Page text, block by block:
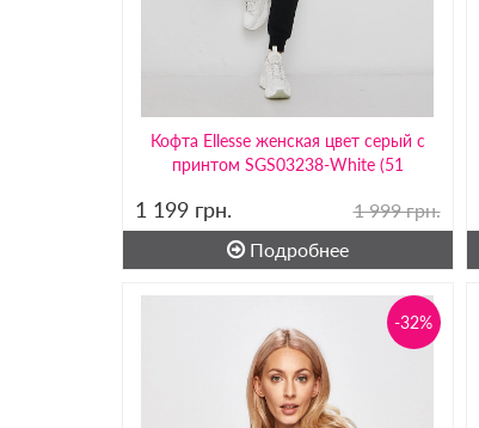
Кофта Ellesse женская цвет серый с
принтом SGS03238-White (51
1 199 грн.
1 999 грн.
Подробнее
-32%